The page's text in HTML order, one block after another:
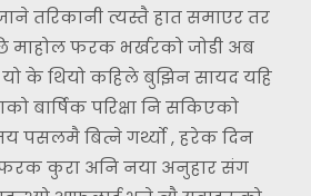
तरिकानी त्यस्तै हात समाएर तर
माहोल फरक भर्खरको जोडी अब
यो के थियो कहिले बुझिन सायद यहि
बार्षिक परिक्षा नि सकिएको
पसलमै बित्ने गर्थ्यो , हरेक दिन
कुरा अनि नया अनुहार संग